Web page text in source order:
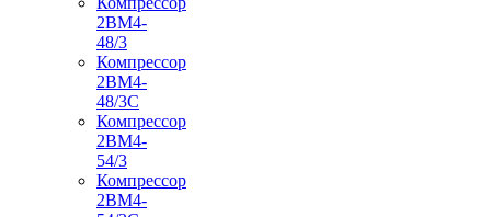
2ВМ4-
48/3
Компрессор
2ВМ4-
48/3С
Компрессор
2ВМ4-
54/3
Компрессор
2ВМ4-